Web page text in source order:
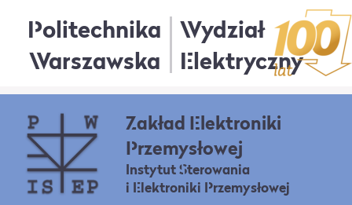
Politechnika
Warszawska
Wydział
Elektryczny
Zakład Elektroniki
Przemysłowej
Instytut Sterowania
i Elektroniki Przemysłowej